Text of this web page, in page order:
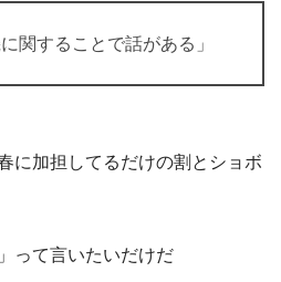
関することで話がある」
に加担してるだけの割とショボ
って言いたいだけだ